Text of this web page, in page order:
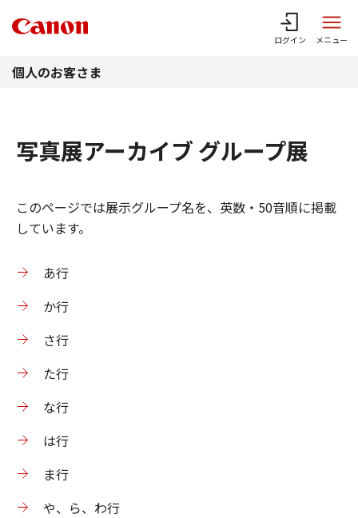
ログイン メニュー
個人のお客さま
写真展アーカイブ グループ展
このページでは展示グループ名を、英数・50音順に掲載
しています。
あ行
か行
さ行
た行
な行
は行
ま行
や、ら、わ行